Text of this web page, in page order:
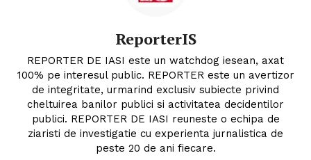
ReporterIS
REPORTER DE IASI este un watchdog iesean, axat
100% pe interesul public. REPORTER este un avertizor
de integritate, urmarind exclusiv subiecte privind
cheltuirea banilor publici si activitatea decidentilor
publici. REPORTER DE IASI reuneste o echipa de
ziaristi de investigatie cu experienta jurnalistica de
peste 20 de ani fiecare.